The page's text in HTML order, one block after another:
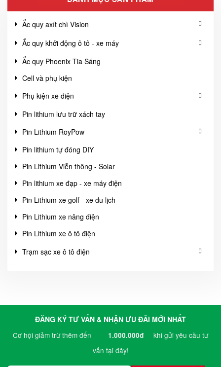
Ắc quy axít chì Vision
Ắc quy khởi động ô tô - xe máy
Ắc quy Phoenix Tia Sáng
Cell và phụ kiện
Phụ kiện xe điện
Pin lithium lưu trữ xách tay
Pin Lithium RoyPow
Pin lithium tự đóng DIY
Pin Lithium Viễn thông - Solar
Pin lithium xe đạp - xe máy điện
Pin Lithium xe golf - xe du lịch
Pin Lithium xe nâng điện
Pin Lithium xe ô tô điện
Trạm sạc xe ô tô điện
ĐĂNG KÝ TƯ VẤN & NHẬN ƯU ĐÃI MỚI NHẤT
Cơ hội giảm trừ thêm đến
1.000.000đ
khi gửi yêu cầu tư
vấn tại đây!